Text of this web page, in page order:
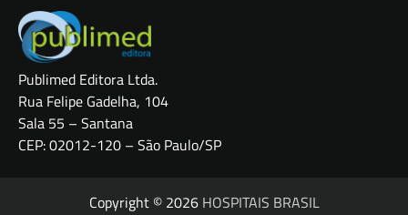
Publimed Editora Ltda.
Rua Felipe Gadelha, 104
Sala 55 – Santana
CEP: 02012-120 – São Paulo/SP
Copyright © 2026 HOSPITAIS BRASIL